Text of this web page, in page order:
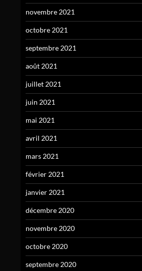
novembre 2021
octobre 2021
septembre 2021
août 2021
juillet 2021
juin 2021
mai 2021
avril 2021
mars 2021
février 2021
janvier 2021
décembre 2020
novembre 2020
octobre 2020
septembre 2020